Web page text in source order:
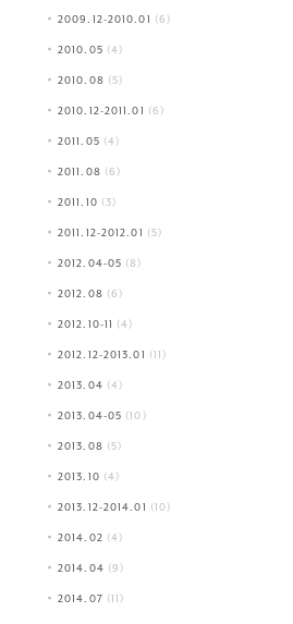
2009.12-2010.01 (6)
2010.05 (4)
2010.08 (5)
2010.12-2011.01 (6)
2011.05 (4)
2011.08 (6)
2011.10 (3)
2011.12-2012.01 (5)
2012.04-05 (8)
2012.08 (6)
2012.10-11 (4)
2012.12-2013.01 (11)
2013.04 (4)
2013.04-05 (10)
2013.08 (5)
2013.10 (4)
2013.12-2014.01 (10)
2014.02 (4)
2014.04 (9)
2014.07 (11)